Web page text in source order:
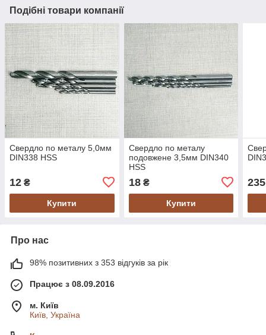
Подібні товари компанії
Свердло по металу 5,0мм
DIN338 HSS
12 ₴
Купити
Свердло по металу
подовжене 3,5мм DIN340
HSS
18₴
Купити
235
Про нас
98% позитивних з 353 відгуків за рік
Працює з 08.09.2016
м. Київ
Київ, Україна